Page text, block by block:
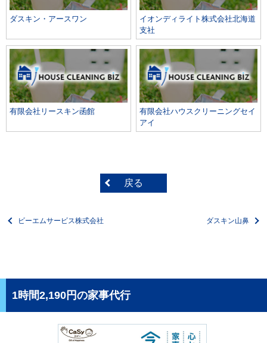
ダスキン・アースワン
イオンディライト株式会社北海道
支社
有限会社リースキン函館
有限会社ハウスクリーニングセイ
アイ
戻る
ビーエムサービス株式会社 ダスキン山鼻
1時間2,190円の家事代行